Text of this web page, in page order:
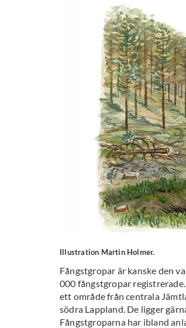
Illustration Martin Holmer.
Fångstgropar är kanske den
000 fångstgropar
ett område från centrala
södra Lappland. De ligger
Fångstgroparna har ibland